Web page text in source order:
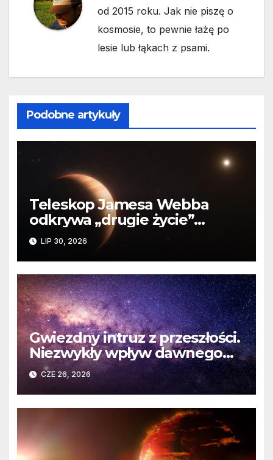
od 2015 roku. Jak nie piszę o
kosmosie, to pewnie łażę po
lesie lub łąkach z psami.
Podobne artykuły
Teleskop Jamesa Webba
odkrywa „drugie życie”
planety krążącej wokół
martwej gwiazdy
LIP 30, 2026
Gwiezdny intruz z przeszłości.
Niezwykły wpływ dawnego
spotkania na komety Układu
Słonecznego
CZE 26, 2026